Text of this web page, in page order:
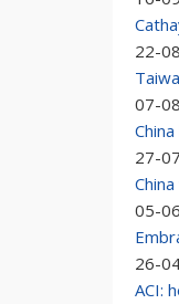
22-
07-
27-
05-
26-
ACI: